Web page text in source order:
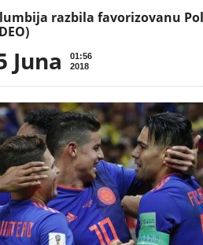
razbila favorizovanu
Juna
01:56
2018